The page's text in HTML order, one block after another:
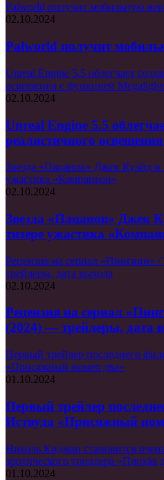
Palworld получит мобильную
02.10.2024
Palworld получит
Unreal Engine 5.5 облегчает
освещения с функцией
02.10.2024
Unreal Engine 5.5
реалистичного
Звезда «Пацанов» Джек Куэйд и
ужастика «Компаньон»
02.10.2024
Звезда «Пацанов» Джек
тизере ужастика
Рецензия на сериал «Пингвин»
трейлеры, дата выхода
02.10.2024
Рецензия на сериал
(2024) — трейлеры, дата
Первый трейлер последнего
«Присяжный номер два»
01.10.2024
Первый трейлер
Иствуда «Присяжный
Николь Кидман становится
эротического триллера «Плохая
01.10.2024